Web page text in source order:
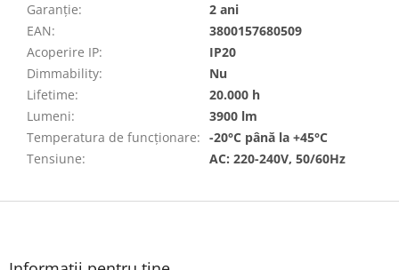
Garanţie:
2 ani
EAN:
3800157680509
Acoperire IP:
IP20
Dimmability:
Nu
Lifetime:
20.000 h
Lumeni:
3900 lm
Temperatura de funcționare: -20°C până la +45°C
Tensiune: AC: 220-240V, 50/60Hz
S